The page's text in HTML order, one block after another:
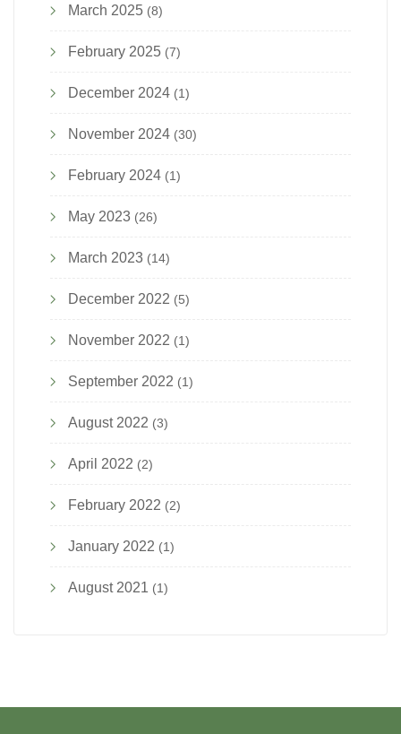
March 2025 (8)
February 2025 (7)
December 2024 (1)
November 2024 (30)
February 2024 (1)
May 2023 (26)
March 2023 (14)
December 2022 (5)
November 2022 (1)
September 2022 (1)
August 2022 (3)
April 2022 (2)
February 2022 (2)
January 2022 (1)
August 2021 (1)